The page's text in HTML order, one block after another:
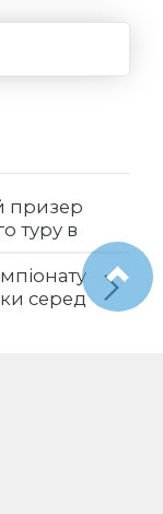
призер
туру в
серед